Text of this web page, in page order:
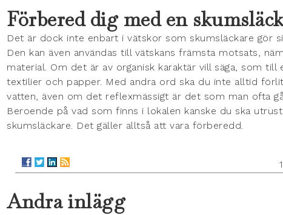
Förbered dig med en
Det är dock inte enbart i vätskor som skumsläckare gör
Den kan även användas till vätskans främsta motsats,
material. Om det är av organisk karaktär vill säga, som till
textilier och papper. Med andra ord ska du inte alltid
vatten, även om det reflexmässigt är det som man ofta
Beroende på vad som finns i lokalen kanske du ska
skumsläckare. Det gäller alltså att vara förberedd.
Andra inlägg